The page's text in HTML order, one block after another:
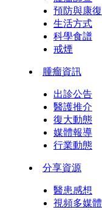
預防與康復
生活方式
科學食譜
戒煙
腫瘤資訊
出診公告
醫護推介
復大動態
媒體報導
行業動態
分享資源
醫患感想
視頻多媒體